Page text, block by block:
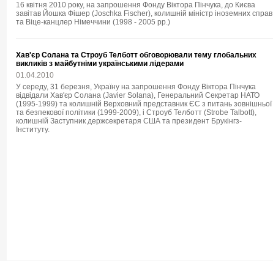
16 квітня 2010 року, на запрошення Фонду Віктора Пінчука, до Києва
завітав Йошка Фішер (Joschka Fischer), колишній міністр іноземних справ
та Віце-канцлер Німеччини (1998 - 2005 рр.)
Хав'єр Солана та Строуб Телботт обговорювали тему глобальних
викликів з майбутніми українськими лідерами
01.04.2010
У середу, 31 березня, Україну на запрошення Фонду Віктора Пінчука
відвідали Хав'єр Солана (Javier Solana), Генеральний Секретар НАТО
(1995-1999) та колишній Верховний представник ЄС з питань зовнішньої
та безпекової політики (1999-2009), і Строуб Телботт (Strobe Talbott),
колишній Заступник держсекретаря США та президент Брукінгз-
Інституту.